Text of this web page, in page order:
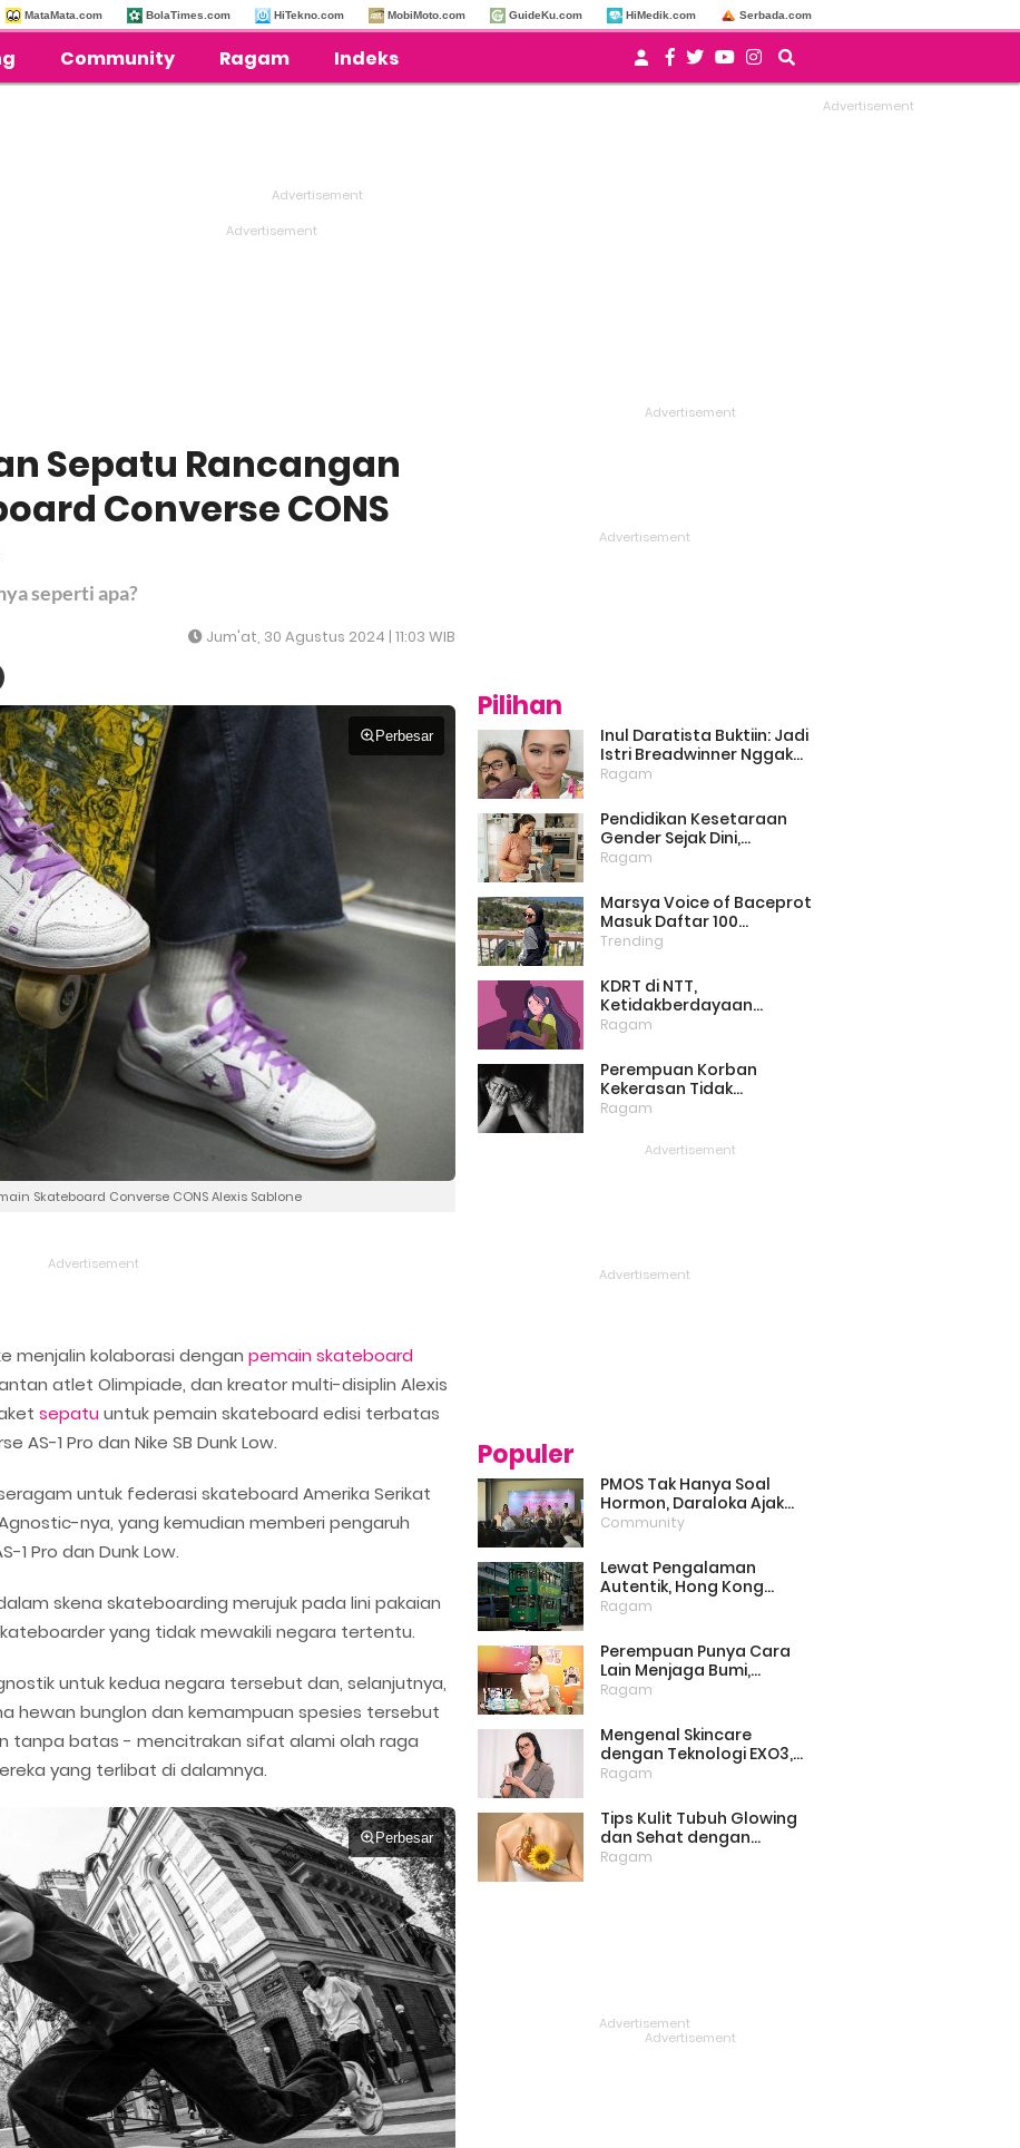
MataMata.com BolaTimes.com HiTekno.com MobiMoto.com GuideKu.com HiMedik.com Serbada.com
Community Ragam Indeks
Sepatu Rancangan
Converse CONS
seperti apa?
Jum'at, 30 Agustus 2024 | 11:03 WIB
Perbesar
Skateboard Converse CONS Alexis Sablone
menjalin kolaborasi dengan pemain skateboard
atlet Olimpiade, dan kreator multi-disiplin Alexis
sepatu untuk pemain skateboard edisi terbatas
AS-1 Pro dan Nike SB Dunk Low.
untuk federasi skateboard Amerika Serikat
nya, yang kemudian memberi pengaruh
1 Pro dan Dunk Low.
skena skateboarding merujuk pada lini pakaian
yang tidak mewakili negara tertentu.
untuk kedua negara tersebut dan, selanjutnya,
hewan bunglon dan kemampuan spesies tersebut
tanpa batas - mencitrakan sifat alami olah raga
yang terlibat di dalamnya.
Perbesar
Pilihan
Inul Daratista Buktiin: Jadi
Istri Breadwinner Nggak
Bikin Suami Minder, Asal
Dukung
Ragam
Pendidikan Kesetaraan
Gender Sejak Dini,
Psikolog: Anak Laki-Laki
Ragam
Marsya Voice of Baceprot
Masuk Daftar 100
Perempuan Inspiratif dan
Versi BBC
Trending
KDRT di NTT,
Ketidakberdayaan
Perempuan Masih Menjadi
Ragam
Perempuan Korban
Kekerasan Tidak
Bercerita, Victim Blaming
Ragam
Populer
PMOS Tak Hanya Soal
Hormon, Daraloka Ajak
Publik Pahami Luka
Stigma
Community
Lewat Pengalaman
Autentik, Hong Kong
Punya Cara Baru Menarik
Ragam
Perempuan Punya Cara
Lain Menjaga Bumi,
Dimulai dari Memilih
Lingkungan
Ragam
Mengenal Skincare
dengan Teknologi EXO3,
Inovasi yang Mulai Dilirik
Rumah
Ragam
Tips Kulit Tubuh Glowing
dan Sehat dengan
Menjaga Lipid Barrier
Ragam